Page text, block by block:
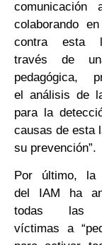
comunicación
colaborando
contra esta
través de
pedagógica,
el análisis de
para la
causas de esta
su prevención”.
Por último, la
del IAM ha
todas las
víctimas a